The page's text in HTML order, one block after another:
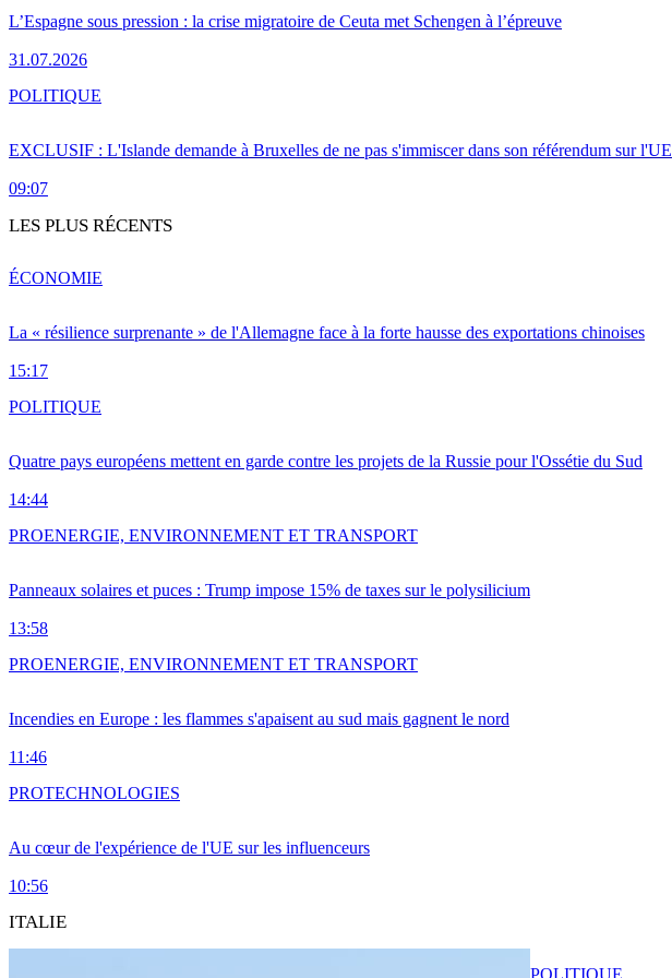
L’Espagne sous pression : la crise migratoire de Ceuta met Schengen à l’épreuve
31.07.2026
EXCLUSIF : L'Islande demande à Bruxelles de ne pas s'immiscer dans son référendum sur l'UE
09:07
POLITIQUE
LES PLUS RÉCENTS
La « résilience surprenante » de l'Allemagne face à la forte hausse des exportations chinoises
15:17
ÉCONOMIE
Quatre pays européens mettent en garde contre les projets de la Russie pour l'Ossétie du Sud
14:44
POLITIQUE
Panneaux solaires et puces : Trump impose 15% de taxes sur le polysilicium
13:58
PROENERGIE, ENVIRONNEMENT ET TRANSPORT
Incendies en Europe : les flammes s'apaisent au sud mais gagnent le nord
11:46
PROENERGIE, ENVIRONNEMENT ET TRANSPORT
Au cœur de l'expérience de l'UE sur les influenceurs
10:56
PROTECHNOLOGIES
ITALIE
POLITIQUE